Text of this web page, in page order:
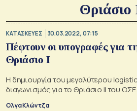
Θριάσιο
ΚΑΤΑΣΚΕΥΕΣ 30.03.2022, 07:15
Πέφτουν οι υπογραφές για
Θριάσιο Ι
Η δημιουργία του μεγαλύτερου
διαγωνισμός για το Θριάσιο ΙΙ του ΟΣΕ.
Ολγα Κλώντζα